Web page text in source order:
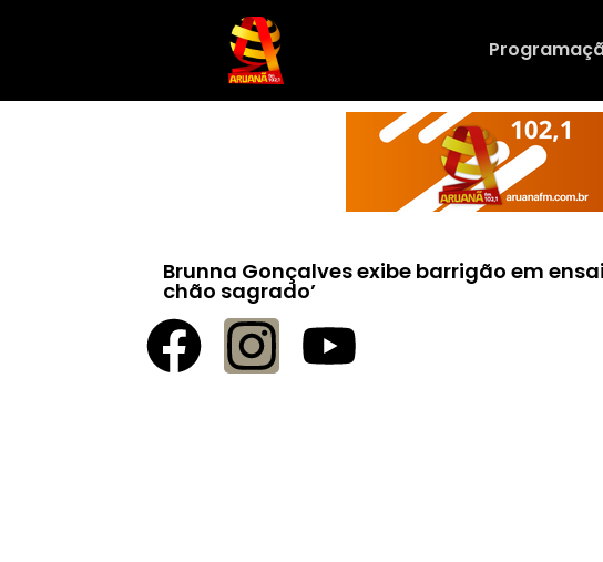
Brunna Gonçalves exibe barrigão em
chão sagrado’